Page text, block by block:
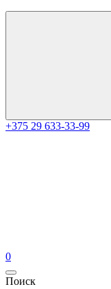
+375 29 633-33-99
0
Поиск